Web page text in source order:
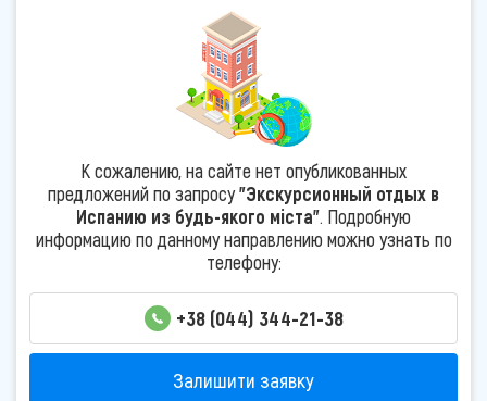
К сожалению, на сайте нет опубликованных
предложений по запросу"Экскурсионный отдых в
Испанию из будь-якого міста". Подробную
информацию по данному направлению можно узнать по
телефону:
+38 (044) 344-21-38
Залишити заявку